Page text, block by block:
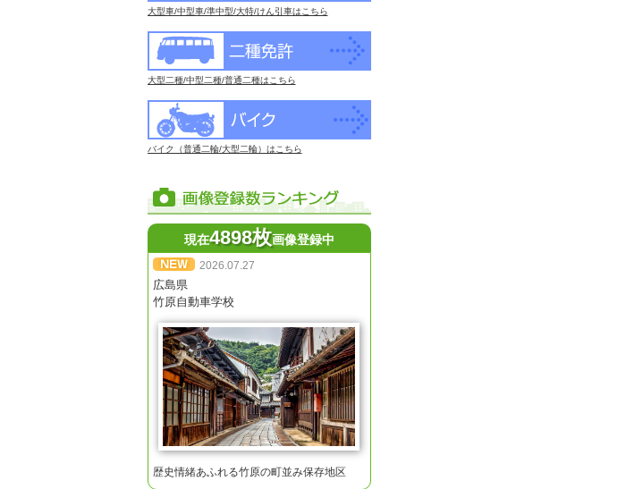
大型車/中型車/準中型/大特/けん引車はこちら
大型二種/中型二種/普通二種はこちら
バイク（普通二輪/大型二輪）はこちら
現在4898枚画像登録中
2026.07.27
広島県
竹原自動車学校
歴史情緒あふれる竹原の町並み保存地区